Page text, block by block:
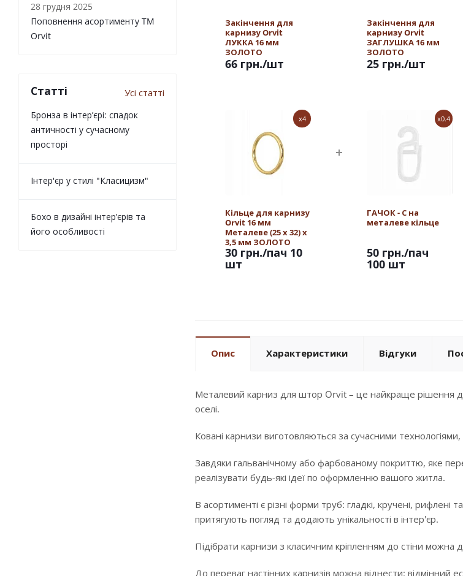
Закінчення для
карнизу Orvit
ЛУККА 16 мм
ЗОЛОТО
66 грн./шт
Закінчення для
карнизу Orvit
ЗАГЛУШКА 16 мм
ЗОЛОТО
25 грн./шт
x4
Кільце для карнизу
Orvit 16 мм
Металеве (25 х 32) х
3,5 мм ЗОЛОТО
30 грн./пач 10
шт
x0.4
ГАЧОК - С на
металеве кільце
50 грн./пач
100 шт
Опис Характеристики Відгуки
Металевий карниз для штор Orvit – це найкраще рішення
оселі.
Ковані карнизи виготовляються за сучасними технологіями,
Завдяки гальванічному або фарбованому покриттю, яке
реалізувати будь-які ідеї по оформленню вашого житла.
В асортименті є різні форми труб: гладкі, кручені,
притягують погляд та додають унікальності в інтер'єр.
Підібрати карнизи з класичним кріпленням до стіни
До переваг настінних карнизів можна віднести: відмінний
28 грудня 2025
Поповнення асортименту TM
Orvit
Статті Усі статті
Бронза в інтер’єрі: спадок
античності у сучасному
просторі
Інтер'єр у стилі "Класицизм"
Бохо в дизайні інтер’єрів та
його особливості